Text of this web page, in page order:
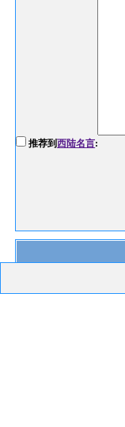
推荐到西陆名言: